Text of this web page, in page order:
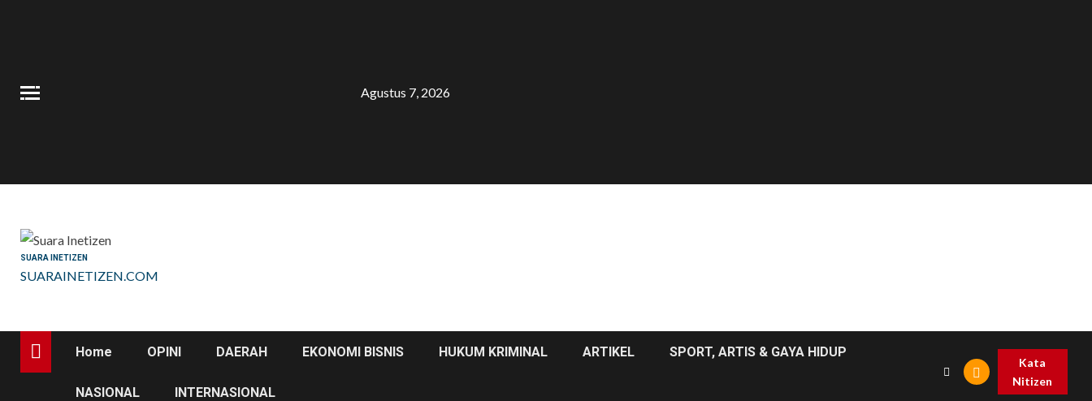
Agustus 7, 2026
SUARA INETIZEN
SUARAINETIZEN.COM
Home OPINI DAERAH EKONOMI BISNIS HUKUM KRIMINAL ARTIKEL SPORT, ARTIS & GAYA HIDUP
NASIONAL INTERNASIONAL
Kata
Nitizen